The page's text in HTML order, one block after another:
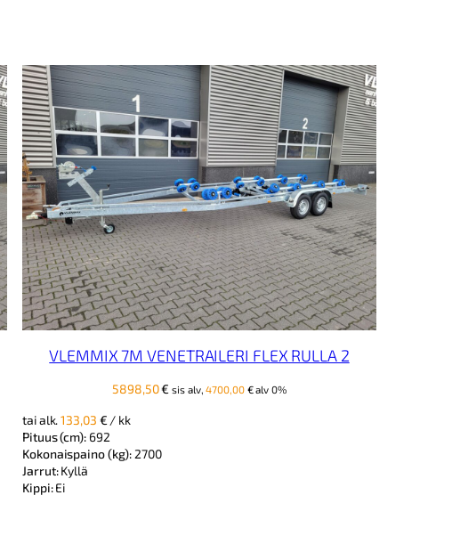
VLEMMIX 7M VENETRAILERI FLEX RULLA 2
5898,50€ sis alv,4700,00 €alv 0%
tai alk.133,03 € / kk
Pituus (cm): 692
Kokonaispaino (kg): 2700
Jarrut:Kyllä
Kippi:Ei